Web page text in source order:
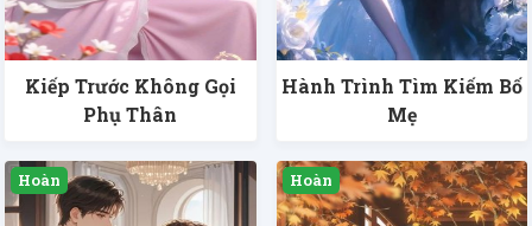
Kiếp Trước Không Gọi
Phụ Thân
Hành Trình Tìm Kiếm Bố
Mẹ